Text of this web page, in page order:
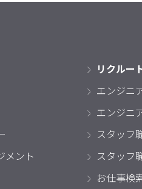
メント
リクルー
エンジニ
エンジニ
スタッフ
スタッフ
お仕事検